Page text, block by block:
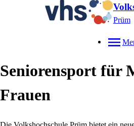
Prüm
Seniorensport für
Frauen